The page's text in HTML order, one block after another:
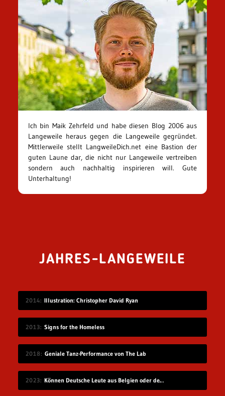
Ich bin Maik Zehrfeld und habe diesen Blog 2006 aus
Langeweile heraus gegen die Langeweile gegründet.
Mittlerweile stellt LangweileDich.net eine Bastion der
guten Laune dar, die nicht nur Langeweile vertreiben
sondern auch nachhaltig inspirieren will. Gute
Unterhaltung!
JAHRES-LANGEWEILE
2014 Illustration: Christopher David Ryan
2013 Signs for the Homeless
2018 Geniale Tanz-Performance von The Lab
2023 Können Deutsche Leute aus Belgien oder den Niederlanden verstehen?